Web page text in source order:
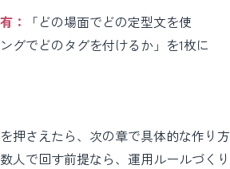
：
「どの場面でどの定型文を使
グでどのタグを付けるか」を1枚に
押さえたら、次の章で具体的な作り方
人で回す前提なら、運用ルールづくり